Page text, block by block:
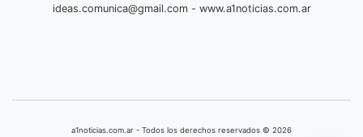
ideas.comunica@gmail.com- www.a1noticias.com.ar
a1noticias.com.ar - Todos los derechos reservados © 2026